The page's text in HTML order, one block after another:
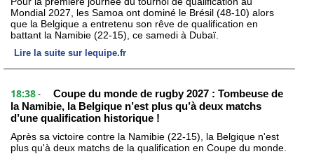
Mondial 2027, les Samoa ont dominé le Brésil (48-10) alors
que la Belgique a entretenu son rêve de qualification en
battant la Namibie (22-15), ce samedi à Dubaï.
Lire la suite sur lequipe.fr
18:38 -
Coupe du monde de rugby 2027 : Tombeuse de
la Namibie, la Belgique n’est plus qu’à deux matchs
d’une qualification historique !
Après sa victoire contre la Namibie (22-15), la Belgique n'est
plus qu'à deux matchs de la qualification en Coupe du monde.